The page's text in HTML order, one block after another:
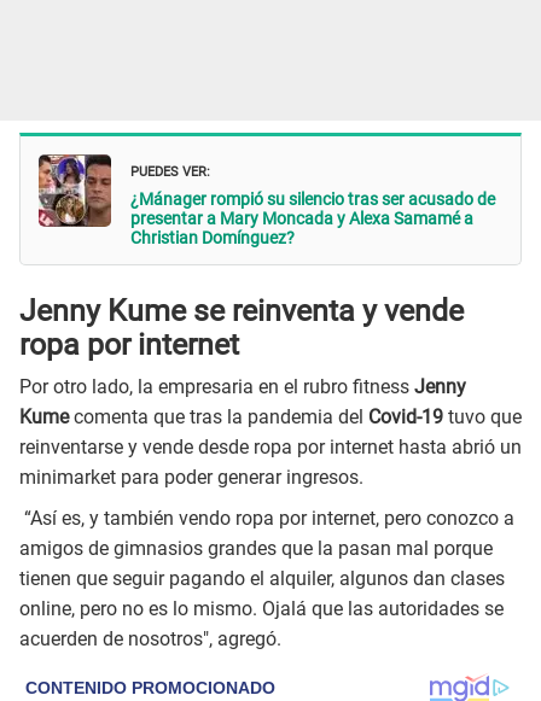
PUEDES VER:
¿Mánager rompió su silencio tras ser acusado de
presentar a Mary Moncada y Alexa Samamé a
Christian Domínguez?
Jenny Kume se reinventa y vende
ropa por internet
Por otro lado, la empresaria en el rubro fitness Jenny
Kumecomenta que tras la pandemia del Covid-19 tuvo que
reinventarse y vende desde ropa por internet hasta abrió un
minimarket para poder generar ingresos.
“Así es, y también vendo ropa por internet, pero conozco a
amigos de gimnasios grandes que la pasan mal porque
tienen que seguir pagando el alquiler, algunos dan clases
online, pero no es lo mismo. Ojalá que las autoridades se
acuerden de nosotros", agregó.